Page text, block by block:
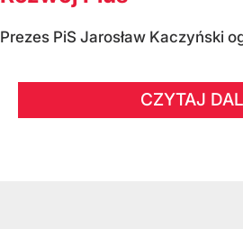
Prezes PiS Jarosław Kaczyński
CZYTAJ